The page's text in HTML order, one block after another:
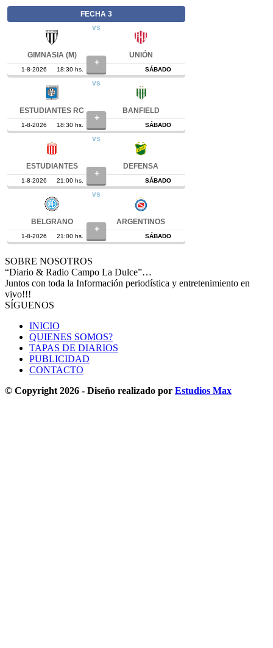
SOBRE NOSOTROS
“Diario & Radio Campo La Dulce”…
Juntos con toda la Información periodística y entretenimiento en
vivo!!!
SÍGUENOS
INICIO
QUIENES SOMOS?
TAPAS DE DIARIOS
PUBLICIDAD
CONTACTO
© Copyright 2026 - Diseño realizado por Estudios Max